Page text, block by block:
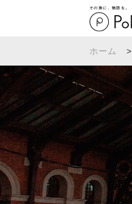
その旅に、物語を。
ホーム >